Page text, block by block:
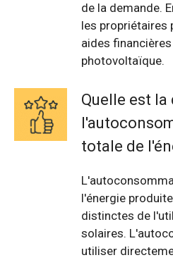
de la demande.
les propriétaires
aides
photovoltaïque.
Quelle est
totale de
l'énergie
distinctes de
solaires.
utiliser